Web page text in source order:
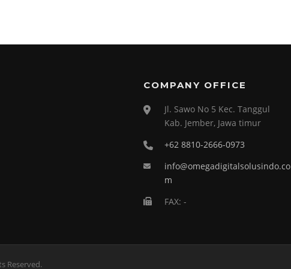
COMPANY OFFICE
Jl. Sawo No 5 Kec. Tanggul
Kab. Jember, Jawa timur
+62 8810-2666-0973
info@omegadigitalsolusindo.co
m
FAX: -
Reserved.